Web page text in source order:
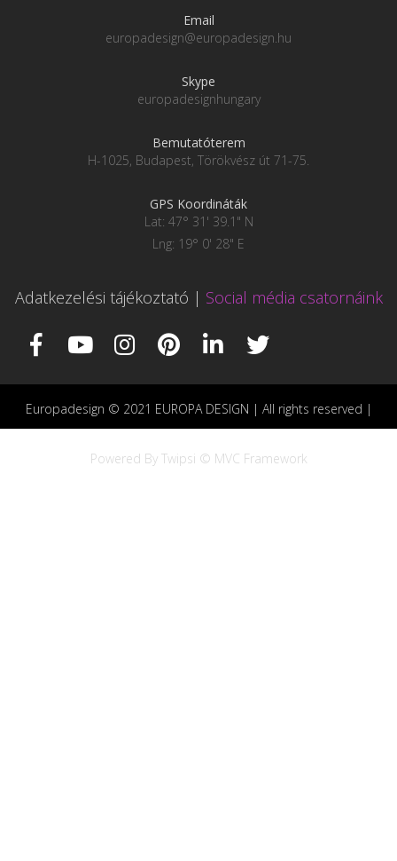
Email
europadesign@europadesign.hu
Skype
europadesignhungary
Bemutatóterem
H-1025, Budapest, Törökvész út 71-75.
GPS Koordináták
Lat: 47° 31' 39.1" N
Lng: 19° 0' 28" E
Adatkezelési tájékoztató | Social média csatornáink
Europadesign © 2021 EUROPA DESIGN | All rights reserved |
Powered By Twipsi © MVC Framework